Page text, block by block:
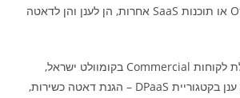
את נתוני ה- Office 365 או תוכנות SaaS אחרות, הן לענן והן לדאטה
מנהלת לקוחות Commercial בקומוולט ישראל,
"Metallic הוא שירות ענן בקטגוריית DPaaS – הגנת דאטה כשירות,